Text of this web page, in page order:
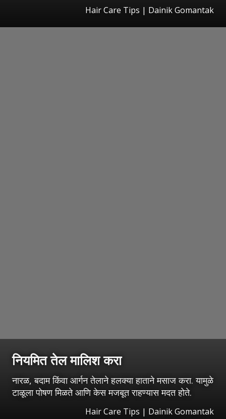
Hair Care Tips | Dainik Gomantak
नियमित तेल मालिश करा
नारळ, बदाम किंवा आर्गन तेलाने हलक्या हाताने मसाज करा. यामुळे
टाळूला पोषण मिळते आणि केस मजबूत राहण्यास मदत होते.
Hair Care Tips | Dainik Gomantak